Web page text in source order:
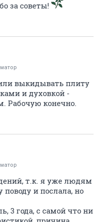
за советы!
выкидывать плиту
и духовкой -
Рабочую конечно.
т.к. я уже людям
и послала, но
3 года, с самой что ни